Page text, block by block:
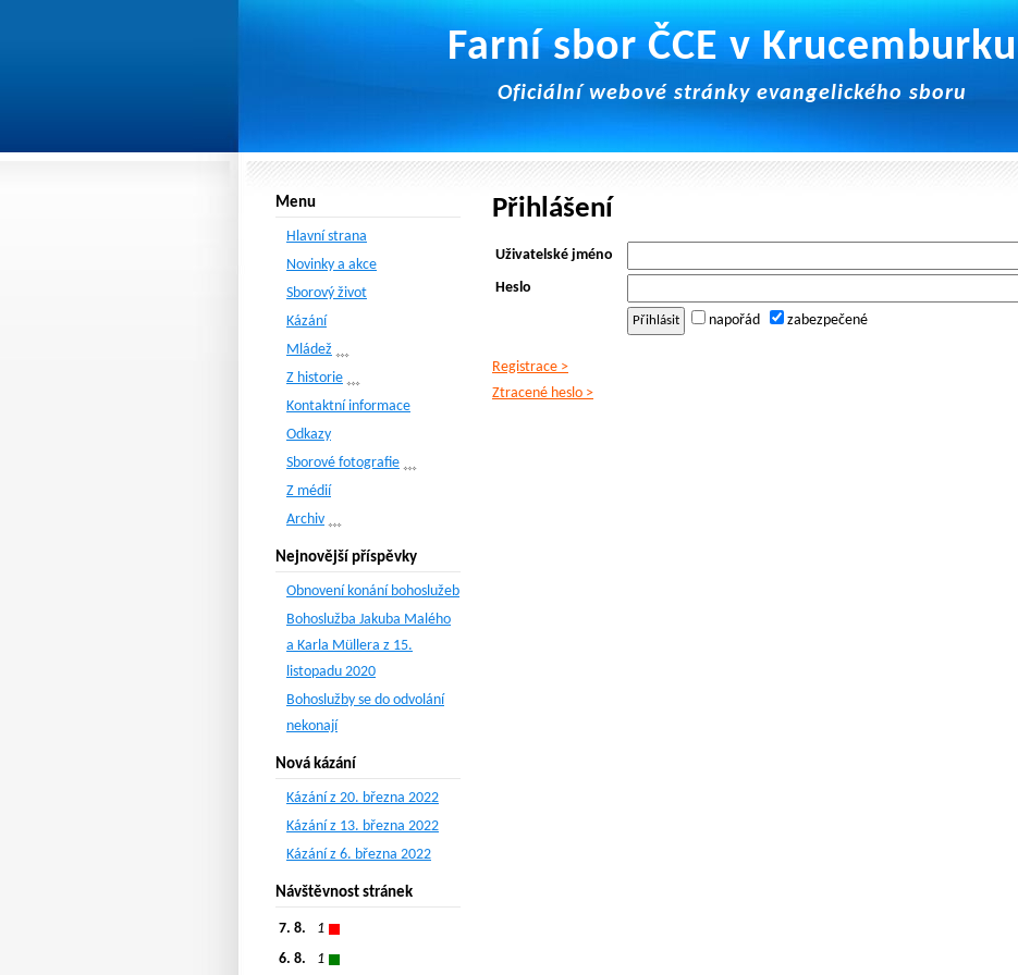
Farní sbor ČCE v Krucemburku
Oficiální webové stránky evangelického sboru
Přihlášení
Uživatelské jméno
Heslo
napořád
zabezpečené
Registrace >
Ztracené heslo >
Menu
Hlavní strana
Novinky a akce
Sborový život
Kázání
Mládež
Z historie
Kontaktní informace
Odkazy
Sborové fotografie
Z médií
Archiv
Nejnovější příspěvky
Obnovení konání bohoslužeb
Bohoslužba Jakuba Malého
a Karla Müllera z 15.
listopadu 2020
Bohoslužby se do odvolání
nekonají
Nová kázání
Kázání z 20. března 2022
Kázání z 13. března 2022
Kázání z 6. března 2022
Návštěvnost stránek
7. 8.
1
6. 8.
1